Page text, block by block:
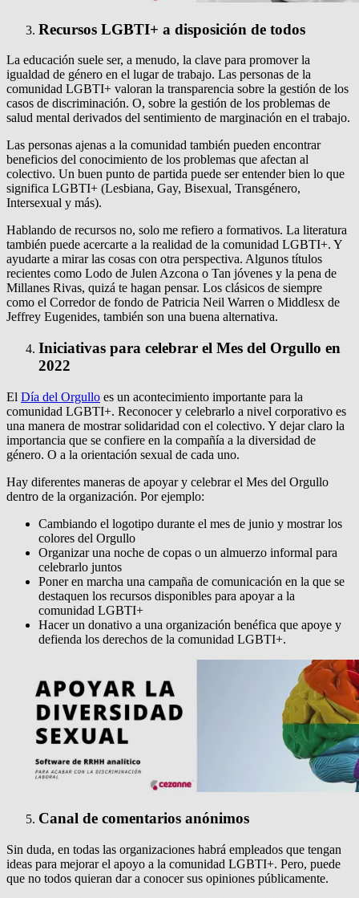
Recursos LGBTI+ a disposición de todos
La educación suele ser, a menudo, la clave para promover la
igualdad de género en el lugar de trabajo. Las personas de la
comunidad LGBTI+ valoran la transparencia sobre la gestión de los
casos de discriminación. O, sobre la gestión de los problemas de
salud mental derivados del sentimiento de marginación en el trabajo.
Las personas ajenas a la comunidad también pueden encontrar
beneficios del conocimiento de los problemas que afectan al
colectivo. Un buen punto de partida puede ser entender bien lo que
significa LGBTI+ (Lesbiana, Gay, Bisexual, Transgénero,
Intersexual y más).
Hablando de recursos no, solo me refiero a formativos. La literatura
también puede acercarte a la realidad de la comunidad LGBTI+. Y
ayudarte a mirar las cosas con otra perspectiva. Algunos títulos
recientes como Lodo de Julen Azcona o Tan jóvenes y la pena de
Millanes Rivas, quizá te hagan pensar. Los clásicos de siempre
como el Corredor de fondo de Patricia Neil Warren o Middlesx de
Jeffrey Eugenides, también son una buena alternativa.
Iniciativas para celebrar el Mes del Orgullo en
2022
El Día del Orgullo es un acontecimiento importante para la
comunidad LGBTI+. Reconocer y celebrarlo a nivel corporativo es
una manera de mostrar solidaridad con el colectivo. Y dejar claro la
importancia que se confiere en la compañía a la diversidad de
género. O a la orientación sexual de cada uno.
Hay diferentes maneras de apoyar y celebrar el Mes del Orgullo
dentro de la organización. Por ejemplo:
Cambiando el logotipo durante el mes de junio y mostrar los
colores del Orgullo
Organizar una noche de copas o un almuerzo informal para
celebrarlo juntos
Poner en marcha una campaña de comunicación en la que se
destaquen los recursos disponibles para apoyar a la
comunidad LGBTI+
Hacer un donativo a una organización benéfica que apoye y
defienda los derechos de la comunidad LGBTI+.
Canal de comentarios anónimos
Sin duda, en todas las organizaciones habrá empleados que tengan
ideas para mejorar el apoyo a la comunidad LGBTI+. Pero, puede
que no todos quieran dar a conocer sus opiniones públicamente.